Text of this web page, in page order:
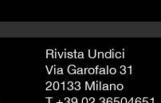
Rivista Undici
Via Garofalo 31
20133 Milano